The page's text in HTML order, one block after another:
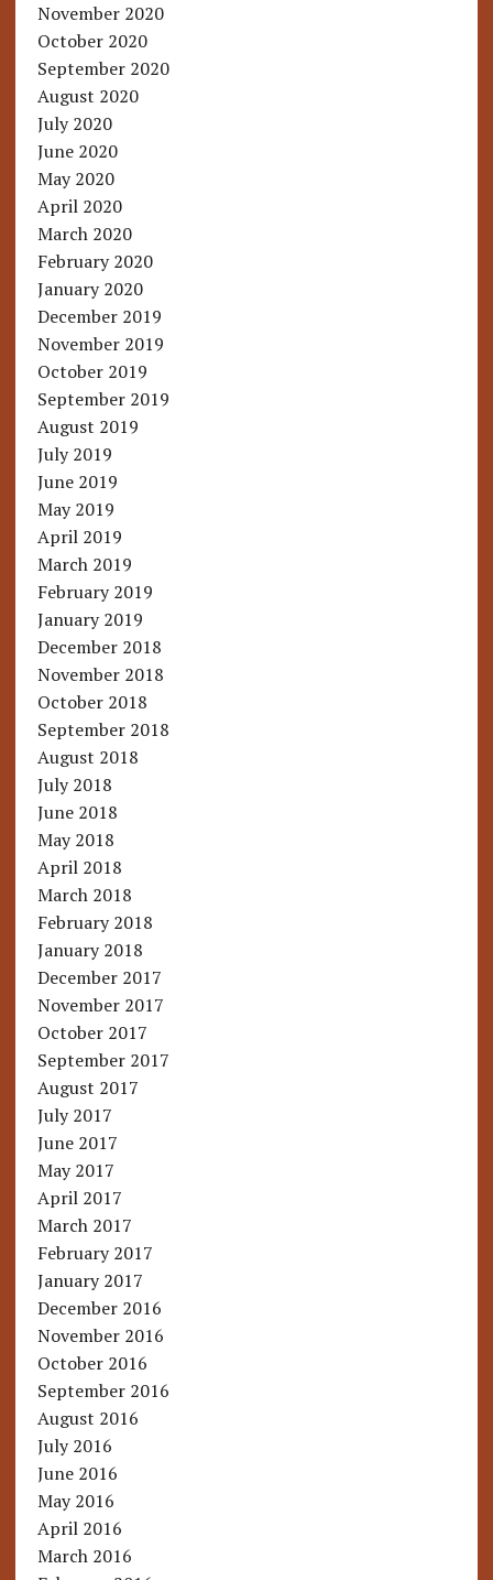
November 2020
October 2020
September 2020
August 2020
July 2020
June 2020
May 2020
April 2020
March 2020
February 2020
January 2020
December 2019
November 2019
October 2019
September 2019
August 2019
July 2019
June 2019
May 2019
April 2019
March 2019
February 2019
January 2019
December 2018
November 2018
October 2018
September 2018
August 2018
July 2018
June 2018
May 2018
April 2018
March 2018
February 2018
January 2018
December 2017
November 2017
October 2017
September 2017
August 2017
July 2017
June 2017
May 2017
April 2017
March 2017
February 2017
January 2017
December 2016
November 2016
October 2016
September 2016
August 2016
July 2016
June 2016
May 2016
April 2016
March 2016